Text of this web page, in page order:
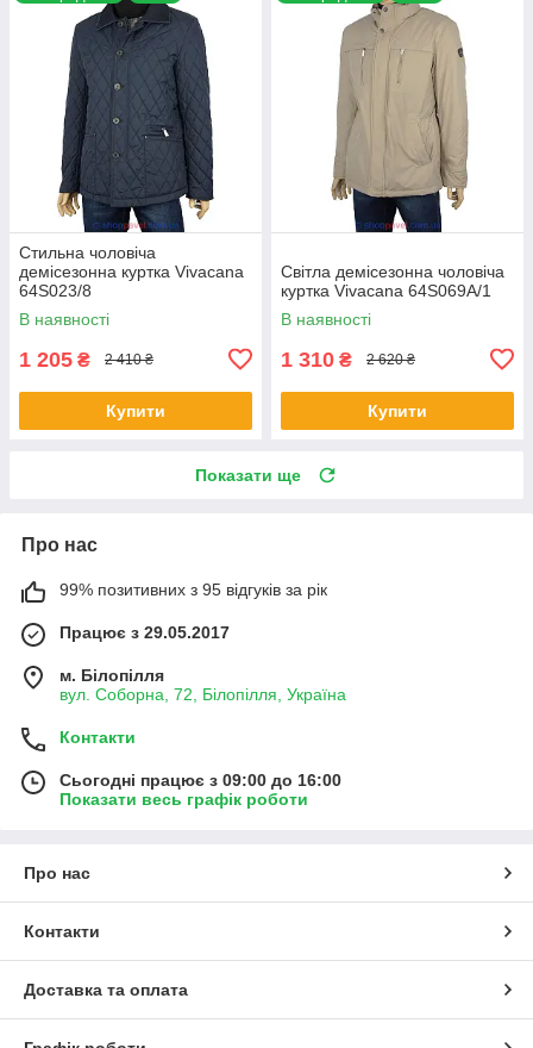
Стильна чоловіча
демісезонна куртка Vivacana
64S023/8
В наявності
1 205 ₴ 2 410 ₴
Купити
Світла демісезонна чоловіча
куртка Vivacana 64S069A/1
В наявності
1 310 ₴ 2 620 ₴
Купити
Показати ще
Про нас
99% позитивних з 95 відгуків за рік
Працює з 29.05.2017
м. Білопілля
вул. Соборна, 72, Білопілля, Україна
Контакти
Сьогодні працює з 09:00 до 16:00
Показати весь графік роботи
Про нас
Контакти
Доставка та оплата